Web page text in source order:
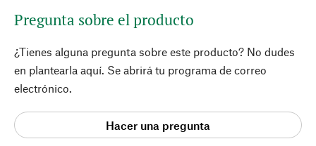
Pregunta sobre el producto
¿Tienes alguna pregunta sobre este producto? No dudes
en plantearla aquí. Se abrirá tu programa de correo
electrónico.
Hacer una pregunta